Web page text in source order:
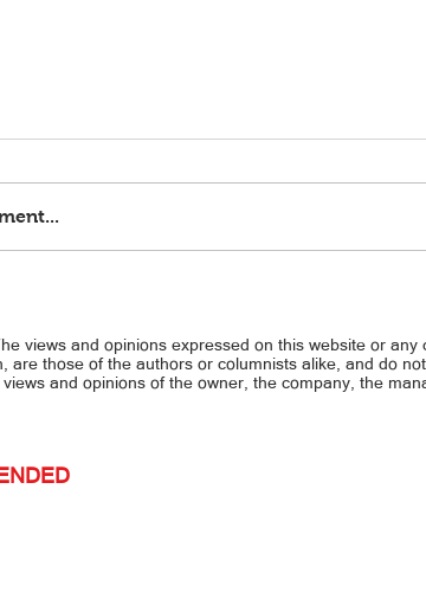
views and opinions expressed on this website or any
are those of the authors or columnists alike, and do
and opinions of the owner, the company, the